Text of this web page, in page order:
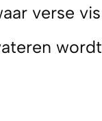
verse vis
wordt